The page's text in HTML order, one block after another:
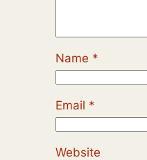
Name *
Email *
Website